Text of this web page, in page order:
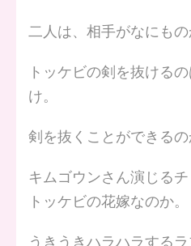
二人は、相手がなにもの
トッケビの剣を抜ける
け。
剣を抜くことができるの
キムゴウンさん演じる
トッケビの花嫁なのか。
うきうきハラハラするラ